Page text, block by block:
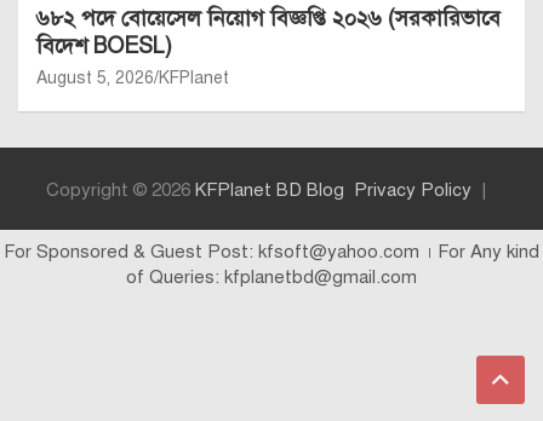
৬৮২ পদে বোয়েসেল নিয়োগ বিজ্ঞপ্তি ২০২৬ (সরকারিভাবে
বিদেশ BOESL)
August 5, 2026 KFPlanet
Copyright © 2026 KFPlanet BD Blog Privacy Policy
For Sponsored & Guest Post: kfsoft@yahoo.com । For Any kind
of Queries: kfplanetbd@gmail.com